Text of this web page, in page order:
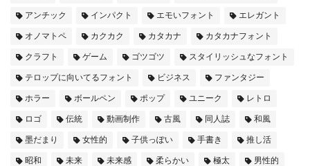
アンチック インパクト エモいフォント エレガント
オノマトペ カクカク カタカナ カタカナフォント
クラフト ゲーム ゴツゴツ スタイリッシュなフォント
テロップに向いてるフォント ビジネス ファンタジー
ホラー ボールペン ポップ ユニーク レトロ
ロゴ 伝統 動画制作 古風 同人誌 和風
墨だまり 女性的 子供っぽい 手書き 推し活
昭和 未来 未来感 柔らかい 極太 男性的